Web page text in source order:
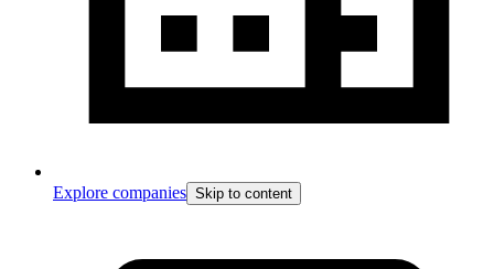
Explore companies Skip to content